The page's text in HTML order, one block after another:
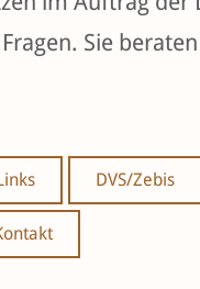
Sie
DVS/Zebis